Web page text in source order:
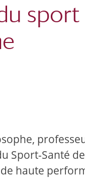
Sport-Santé
haute